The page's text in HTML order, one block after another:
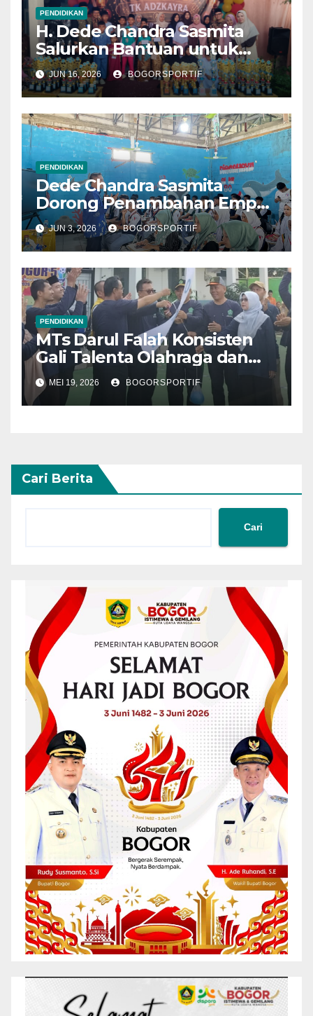
PENDIDIKAN
H. Dede Chandra Sasmita
Salurkan Bantuan untuk
Pendidikan dan Anak Yatim
JUN 16, 2026 BOGORSPORTIF
PENDIDIKAN
Dede Chandra Sasmita
Dorong Penambahan Empat
Sekolah Baru Tingkat
SMA/SMK Negeri di
Kabupaten Bogor
JUN 3, 2026 BOGORSPORTIF
PENDIDIKAN
MTs Darul Falah Konsisten
Gali Talenta Olahraga dan
Seni Siswa
MEI 19, 2026 BOGORSPORTIF
Cari Berita
Cari